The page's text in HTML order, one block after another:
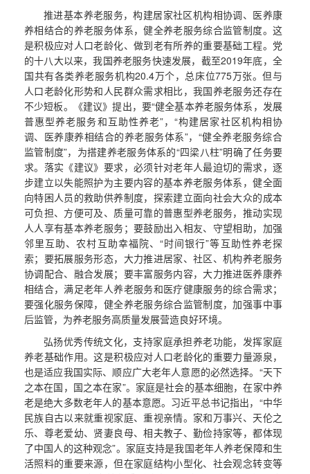
推进基本养老服务，构建居家社区机构相协调、医养康
养相结合的养老服务体系，健全养老服务综合监管制度。这
是积极应对人口老龄化、做到老有所养的重要基础工程。党
的十八大以来，我国养老服务快速发展，截至2019年底，全
国共有各类养老服务机构20.4万个，总床位775万张。但与
人口老龄化形势和人民群众需求相比，我国养老服务还存在
不少短板。《建议》提出，要“健全基本养老服务体系，发展
普惠型养老服务和互助性养老”，“构建居家社区机构相协
调、医养康养相结合的养老服务体系”，“健全养老服务综合
监管制度”，为搭建养老服务体系的“四梁八柱”明确了任务要
求。落实《建议》要求，必须针对老年人最迫切的需求，逐
步建立以失能照护为主要内容的基本养老服务体系，健全面
向特困人员的救助供养制度，探索建立面向社会大众的成本
可负担、方便可及、质量可靠的普惠型养老服务，推动实现
人人享有基本养老服务；要鼓励出入相友、守望相助，加强
邻里互助、农村互助幸福院、“时间银行”等互助性养老探
索；要拓展服务形态，大力推进居家、社区、机构养老服务
协调配合、融合发展；要丰富服务内容，大力推进医养康养
相结合，满足老年人养老服务和医疗健康服务的综合需求；
要强化服务保障，健全养老服务综合监管制度，加强事中事
后监管，为养老服务高质量发展营造良好环境。
弘扬优秀传统文化，支持家庭承担养老功能，发挥家庭
养老基础作用。这是积极应对人口老龄化的重要力量源泉，
也是适应我国实际、顺应广大老年人意愿的必然选择。“天下
之本在国，国之本在家”。家庭是社会的基本细胞，在家中养
老是绝大多数老年人的基本意愿。习近平总书记指出，“中华
民族自古以来就重视家庭、重视亲情。家和万事兴、天伦之
乐、尊老爱幼、贤妻良母、相夫教子、勤俭持家等，都体现
了中国人的这种观念”。家庭支持是我国老年人养老保障和生
活照料的重要来源，但在家庭结构小型化、社会观念转变等